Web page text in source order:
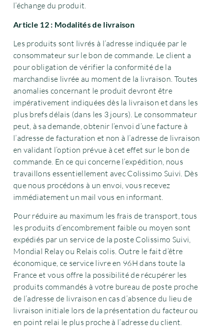
l’échange du produit.
Article 12 : Modalités de livraison
Les produits sont livrés à l’adresse indiquée par le
consommateur sur le bon de commande. Le client a
pour obligation de vérifier la conformité de la
marchandise livrée au moment de la livraison. Toutes
anomalies concernant le produit devront être
impérativement indiquées dès la livraison et dans les
plus brefs délais (dans les 3 jours). Le consommateur
peut, à sa demande, obtenir l’envoi d’une facture à
l’adresse de facturation et non à l’adresse de livraison
en validant l’option prévue à cet effet sur le bon de
commande. En ce qui concerne l’expédition, nous
travaillons essentiellement avec Colissimo Suivi. Dès
que nous procédons à un envoi, vous recevez
immédiatement un mail vous en informant.
Pour réduire au maximum les frais de transport, tous
les produits d’encombrement faible ou moyen sont
expédiés par un service de la poste Colissimo Suivi,
Mondial Relay ou Relais colis. Outre le fait d’être
économique, ce service livre en 96H dans toute la
France et vous offre la possibilité de récupérer les
produits commandés à votre bureau de poste proche
de l’adresse de livraison en cas d’absence du lieu de
livraison initiale lors de la présentation du facteur ou
en point relai le plus proche à l’adresse du client.